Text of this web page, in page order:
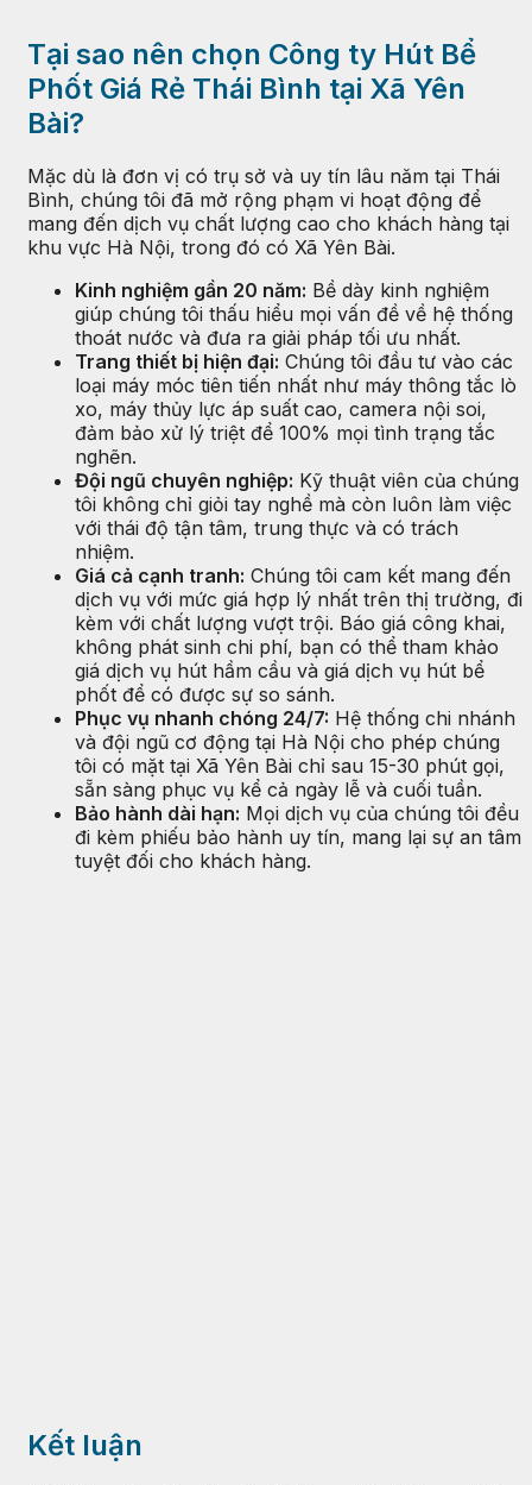
Tại sao nên chọn Công ty Hút Bể
Phốt Giá Rẻ Thái Bình tại Xã Yên
Bài?
Mặc dù là đơn vị có trụ sở và uy tín lâu năm tại Thái
Bình, chúng tôi đã mở rộng phạm vi hoạt động để
mang đến dịch vụ chất lượng cao cho khách hàng tại
khu vực Hà Nội, trong đó có Xã Yên Bài.
Kinh nghiệm gần 20 năm: Bề dày kinh nghiệm
giúp chúng tôi thấu hiểu mọi vấn đề về hệ thống
thoát nước và đưa ra giải pháp tối ưu nhất.
Trang thiết bị hiện đại: Chúng tôi đầu tư vào các
loại máy móc tiên tiến nhất như máy thông tắc lò
xo, máy thủy lực áp suất cao, camera nội soi,
đảm bảo xử lý triệt để 100% mọi tình trạng tắc
nghẽn.
Đội ngũ chuyên nghiệp: Kỹ thuật viên của chúng
tôi không chỉ giỏi tay nghề mà còn luôn làm việc
với thái độ tận tâm, trung thực và có trách
nhiệm.
Giá cả cạnh tranh: Chúng tôi cam kết mang đến
dịch vụ với mức giá hợp lý nhất trên thị trường, đi
kèm với chất lượng vượt trội. Báo giá công khai,
không phát sinh chi phí, bạn có thể tham khảo
giá dịch vụ hút hầm cầu và giá dịch vụ hút bể
phốt để có được sự so sánh.
Phục vụ nhanh chóng 24/7: Hệ thống chi nhánh
và đội ngũ cơ động tại Hà Nội cho phép chúng
tôi có mặt tại Xã Yên Bài chỉ sau 15-30 phút gọi,
sẵn sàng phục vụ kể cả ngày lễ và cuối tuần.
Bảo hành dài hạn: Mọi dịch vụ của chúng tôi đều
đi kèm phiếu bảo hành uy tín, mang lại sự an tâm
tuyệt đối cho khách hàng.
Kết luận